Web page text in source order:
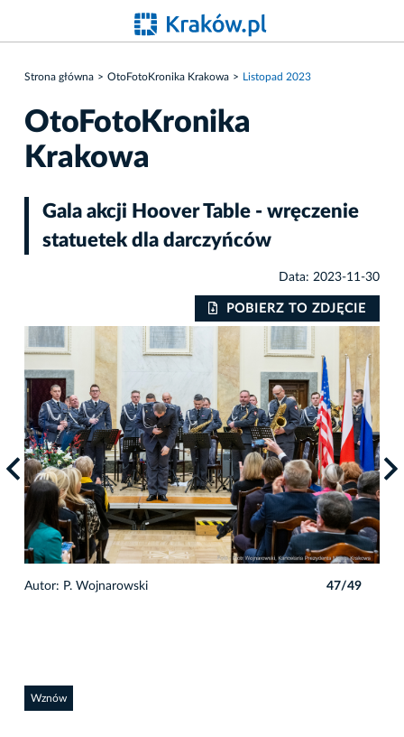
Strona główna OtoFotoKronika Krakowa Listopad 2023
OtoFotoKronika
Krakowa
Gala akcji Hoover Table - wręczenie
statuetek dla darczyńców
Data: 2023-11-30
POBIERZ TO ZDJĘCIE
Autor: P. Wojnarowski 47/49
Wznów